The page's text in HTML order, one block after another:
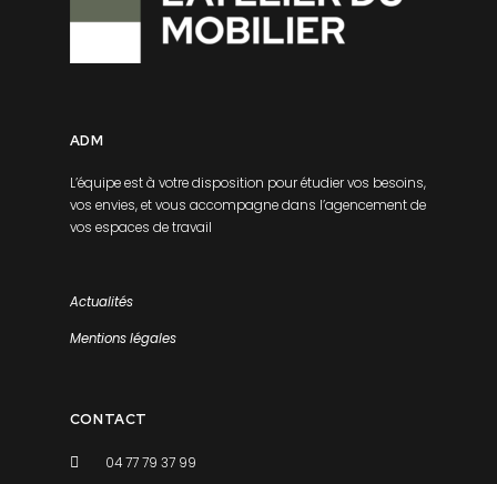
ADM
L’équipe est à votre disposition pour étudier vos besoins,
vos envies, et vous accompagne dans l’agencement de
vos espaces de travail
Actualités
Mentions légales
CONTACT
04 77 79 37 99